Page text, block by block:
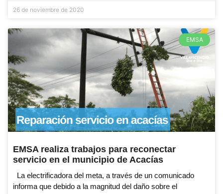
26 de noviembre de 2020
EMSA
EMSA realiza trabajos para reconectar
servicio en el municipio de Acacías
La electrificadora del meta, a través de un comunicado
informa que debido a la magnitud del daño sobre el